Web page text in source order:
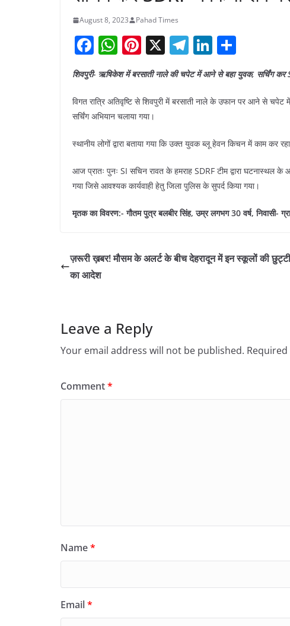
August 8, 2023 Pahad Times
F
a
c
e
b
o
k
W
h
at
s
A
p
Pi
nt
er
e
st
X T
el
e
gr
m
Li
n
k
e
n
ar
e
शिवपुरी- ऋषिकेश में बरसाती नाले की चपेट में आने से बहा युवक, सर्चिंग कर
विगत रात्रि अतिवृष्टि से शिवपुरी में बरसाती नाले के उफान पर आने से चपेट
सर्चिंग अभियान चलाया गया।
स्थानीय लोगों द्वारा बताया गया कि उक्त युवक ब्लू हेवन किचन में काम कर
आज प्रातः पुनः SI सचिन रावत के हमराह SDRF टीम द्वारा
गया जिसे आवश्यक कार्यवाही हेतु जिला पुलिस के सुपर्द किया गया।
मृतक का विवरण:- गौतम पुत्र बलबीर सिंह, उम्र लगभग 30 वर्ष, निवासी-
ज़रूरी ख़बर! मौसम के अलर्ट के बीच देहरादून में इन स्कूलों की छुट्टी
का आदेश
Leave a Reply
Your email address will not be published.
Comment*
Name*
Email*